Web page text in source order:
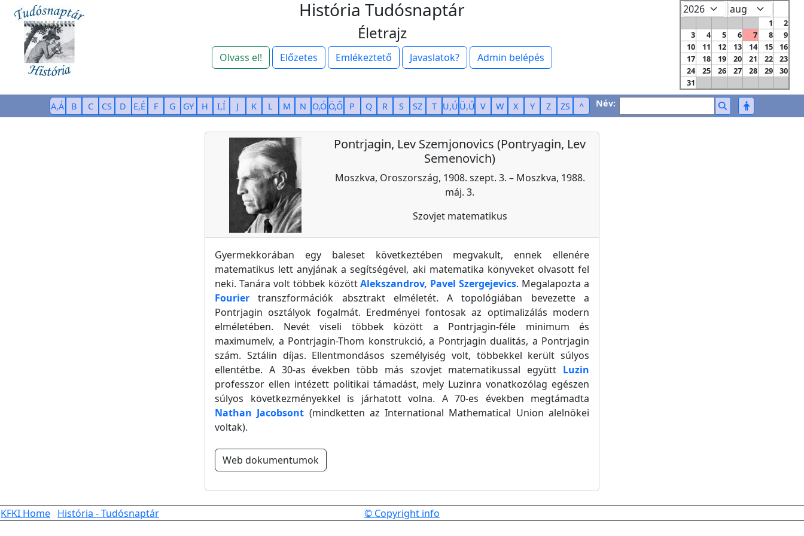
História Tudósnaptár
Életrajz
Olvass el! Előzetes Emlékeztető Javaslatok? Admin belépés
1
2
3
4 5 6 7 8
9
10
11 12 13 14 15
16
17
18 19 20 21 22
23
24
25 26 27 28 29
30
31
A,Á B C CS D E,É F G GY H I,Í J K L M N O,Ó Ö,Ő P Q R S SZ T U,Ú Ü,Ű V W X Y Z ZS ^ Név:
Pontrjagin, Lev Szemjonovics (Pontryagin, Lev
Semenovich)
Moszkva, Oroszország, 1908. szept. 3. – Moszkva, 1988.
máj. 3.
Szovjet matematikus
Gyermekkorában egy baleset következtében megvakult, ennek ellenére
matematikus lett anyjának a segítségével, aki matematika könyveket olvasott fel
neki. Tanára volt többek közöttAlekszandrov, Pavel Szergejevics. Megalapozta a
Fourier transzformációk absztrakt elméletét. A topológiában bevezette a
Pontrjagin osztályok fogalmát. Eredményei fontosak az optimalizálás modern
elméletében. Nevét viseli többek között a Pontrjagin-féle minimum és
maximumelv, a Pontrjagin-Thom konstrukció, a Pontrjagin dualitás, a Pontrjagin
szám. Sztálin díjas. Ellentmondásos személyiség volt, többekkel került súlyos
ellentétbe. A 30-as években több más szovjet matematikussal együtt Luzin
professzor ellen intézett politikai támadást, mely Luzinra vonatkozólag egészen
súlyos következményekkel is járhatott volna. A 70-es években megtámadta
Nathan Jacobsont (mindketten az International Mathematical Union alelnökei
voltak).
Web dokumentumok
KFKI Home História - Tudósnaptár © Copyright info